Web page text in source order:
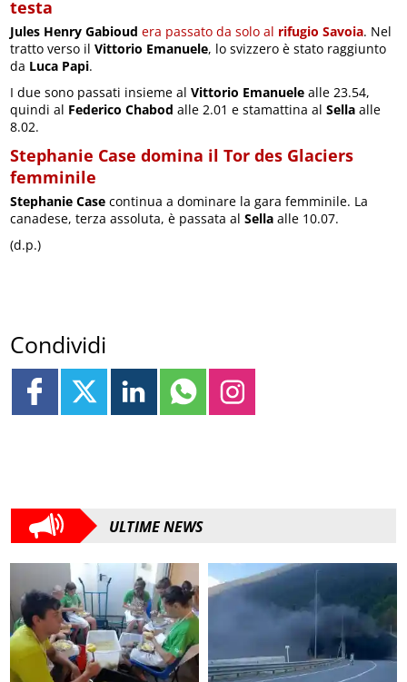
testa
Jules Henry Gabioud era passato da solo al rifugio Savoia. Nel
tratto verso ilVittorio Emanuele, lo svizzero è stato raggiunto
da Luca Papi.
I due sono passati insieme alVittorio Emanuele alle 23.54,
quindi al Federico Chabod alle 2.01 e stamattina alSella alle
8.02.
Stephanie Case domina il Tor des Glaciers
femminile
Stephanie Case continua a dominare la gara femminile. La
canadese, terza assoluta, è passata alSella alle 10.07.
(d.p.)
Condividi
ULTIME NEWS